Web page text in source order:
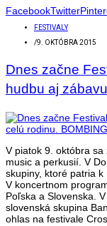
FacebookTwitter
FESTIVALY
/9. OKTÓBRA 2015
Dnes začne
hudbu aj
V piatok 9. októbra
music a perkusií. V
skupiny, ktoré patria k
V koncertnom
Poľska a Slovenska.
slovenská skupina
ohlas na festivale